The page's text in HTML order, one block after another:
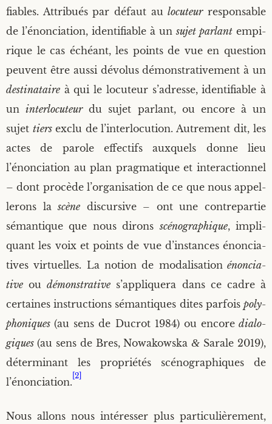
fiables. Attri­bués par défaut aulocu­teurres­pon­sable
de l’énonciation, iden­ti­fiable à unsujet par­lant empi­
rique le cas échéant, les points de vue en ques­tion
peuvent être aus­si dévo­lus démons­tra­ti­ve­ment à un
des­ti­na­taire à qui le locu­teur s’adresse, iden­ti­fiable à
uninter­lo­cu­teurdu sujet par­lant, ou encore à un
sujet tiers exclu de l’interlocution. Autre­ment dit, les
actes de parole effec­tifs aux­quels donne lieu
l’énonciation au plan prag­ma­tique et inter­ac­tion­nel
– dont pro­cède l’organisation de ce que nous appel­
le­rons lascène dis­cur­sive – ont une contre­par­tie
séman­tique que nous dironsscé­no­gra­phique, impli­
quant les voix et points de vue d’instances énon­cia­
tives vir­tuelles. La notion de moda­li­sa­tionénon­cia­
tive oudémons­tra­tive s’appliquera dans ce cadre à
cer­taines ins­truc­tions séman­tiques dites par­fois poly­
pho­niques(au sens de Ducrot 1984) ou encoredia­lo­
giques (au sens de Bres, Nowa­kows­ka& Sarale 2019),
déter­mi­nant les pro­prié­tés scé­no­gra­phiques de
l’énonciation.
[2]
Nous allons nous inté­res­ser plus par­ti­cu­liè­re­ment,